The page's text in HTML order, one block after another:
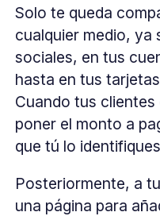
Solo te queda
cualquier medio, ya
sociales, en tus
hasta en tus
Cuando tus
poner el monto a
que tú lo
Posteriormente, a
una página para